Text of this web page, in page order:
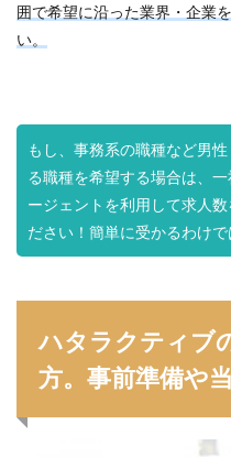
囲で希望に沿った業界・企業
い。
もし、事務系の職種など男
る職種を希望する場合は、
ージェントを利用して求人
ださい！簡単に受かるわけで
ハタラクティブ
方。事前準備や